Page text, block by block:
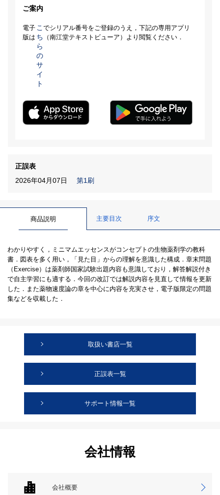
ご案内
電子
版は
こ
ち
ら
の
サ
イ
ト
でシリアル番号をご登録のうえ，下記の専用アプリ
（南江堂テキストビューア）より閲覧ください．
正誤表
2026年04月07日
第1刷
商品説明 主要目次 序文
わかりやすく，ミニマムエッセンスがコンセプトの生物薬剤学の教科
書．図表を多く用い，「見た目」からの理解を意識した構成．章末問題
（Exercise）は薬剤師国家試験出題内容も意識しており，解答解説付き
で自主学習にも適する．今回の改訂では解説内容を見直して情報を更新
した．また薬物速度論の章を中心に内容を充実させ，電子版限定の問題
集などを収載した．
取扱い書店一覧
正誤表一覧
サポート情報一覧
会社情報
会社概要